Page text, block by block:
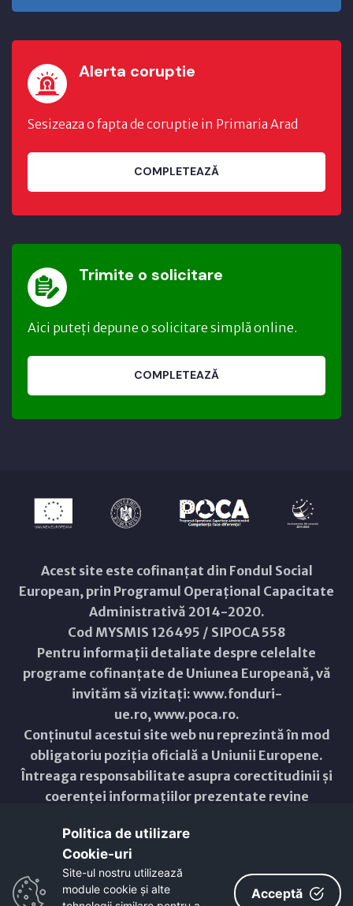
Alerta coruptie
Sesizeaza o fapta de coruptie in Primaria Arad
COMPLETEAZĂ
Trimite o solicitare
Aici puteți depune o solicitare simplă online.
COMPLETEAZĂ
Acest site este cofinanțat din Fondul Social
European, prin Programul Operațional Capacitate
Administrativă 2014-2020.
Cod MYSMIS 126495 / SIPOCA 558
Pentru informații detaliate despre celelalte
programe cofinanțate de Uniunea Europeană, vă
invităm să vizitați: www.fonduri-
ue.ro,www.poca.ro.
Conținutul acestui site web nu reprezintă în mod
obligatoriu poziția oficială a Uniunii Europene.
Întreaga responsabilitate asupra corectitudinii și
coerenței informațiilor prezentate revine
Copyright © 2021 - 2026 -
ResponsiveVoice
Non-Commercial License
Politica de utilizare
Cookie-uri‎
Site-ul nostru utilizează
module cookie și alte
Acceptă